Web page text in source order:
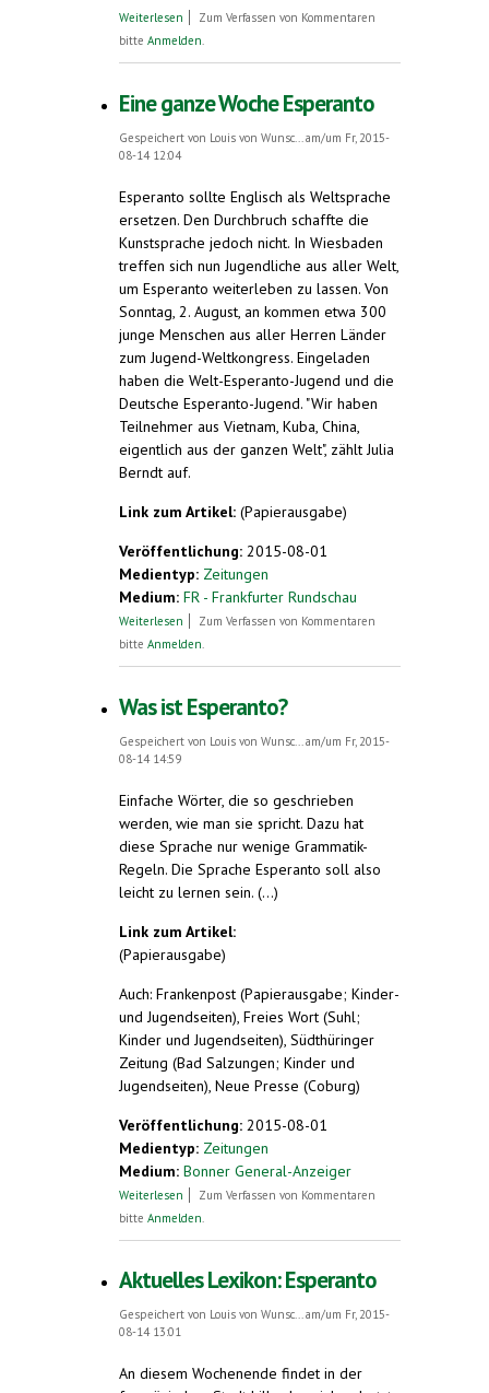
Weiterlesen über Die Sprache als kleinster
Esperanto-Sprecher aus aller Welt treffen
sich in Wiesbaden
Zum Verfassen von Kommentaren
bitte Anmelden.
Eine ganze Woche Esperanto
Gespeichert von Louis von Wunsc...am/um Fr, 2015-
08-14 12:04
Esperanto sollte Englisch als Weltsprache
ersetzen. Den Durchbruch schaffte die
Kunstsprache jedoch nicht. In Wiesbaden
treffen sich nun Jugendliche aus aller Welt,
um Esperanto weiterleben zu lassen. Von
Sonntag, 2. August, an kommen etwa 300
junge Menschen aus aller Herren Länder
zum Jugend-Weltkongress. Eingeladen
haben die Welt-Esperanto-Jugend und die
Deutsche Esperanto-Jugend. "Wir haben
Teilnehmer aus Vietnam, Kuba, China,
eigentlich aus der ganzen Welt", zählt Julia
Berndt auf.
Link zum Artikel: (Papierausgabe)
Veröffentlichung: 2015-08-01
Medientyp: Zeitungen
Medium: FR - Frankfurter Rundschau
Weiterlesen über Eine ganze Woche Esperanto
Zum Verfassen von Kommentaren
bitte Anmelden.
Was ist Esperanto?
Gespeichert von Louis von Wunsc...
am/um Fr, 2015-
08-14 14:59
Einfache Wörter, die so geschrieben
werden, wie man sie spricht. Dazu hat
diese Sprache nur wenige Grammatik-
Regeln. Die Sprache Esperanto soll also
leicht zu lernen sein. (...)
Link zum Artikel:
(Papierausgabe)
Auch: Frankenpost (Papierausgabe; Kinder-
und Jugendseiten), Freies Wort (Suhl;
Kinder und Jugendseiten), Südthüringer
Zeitung (Bad Salzungen; Kinder und
Jugendseiten), Neue Presse (Coburg)
Veröffentlichung: 2015-08-01
Medientyp: Zeitungen
Medium: Bonner General-Anzeiger
Weiterlesen über Was ist Esperanto?
Zum Verfassen von Kommentaren
bitte Anmelden
Aktuelles Lexikon: Esperanto
Gespeichert von Louis von Wunsc...am/um Fr, 2015-
08-14 13:01
An diesem Wochenende findet in der